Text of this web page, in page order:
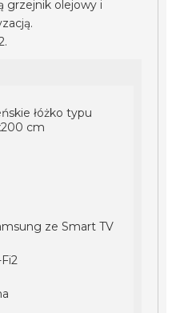
grzejnik olejowy i
łóżko typu
cm
ze Smart TV